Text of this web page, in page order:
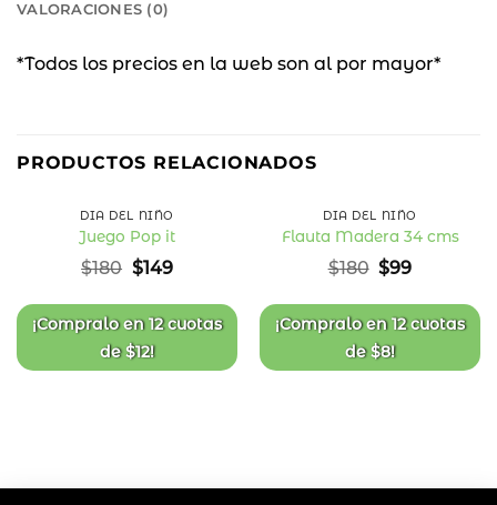
VALORACIONES (0)
*Todos los precios en la web son al por mayor*
PRODUCTOS RELACIONADOS
OFF
de
deseos
DÍA DEL NIÑO
Juego Pop it
$180 El
original
era:
$180.
$149El
actual
es:
$149.
¡Compralo en12 cuotas
de$12!
de
deseos
DÍA DEL NIÑO
Flauta Madera 34 cms
$180 El
original
era:
$180.
$99El
actual
es:
$99.
¡Compralo en12 cuotas
de$8!